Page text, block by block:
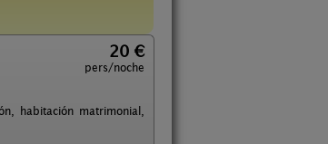
20 €
pers/noche
habitación matrimonial,